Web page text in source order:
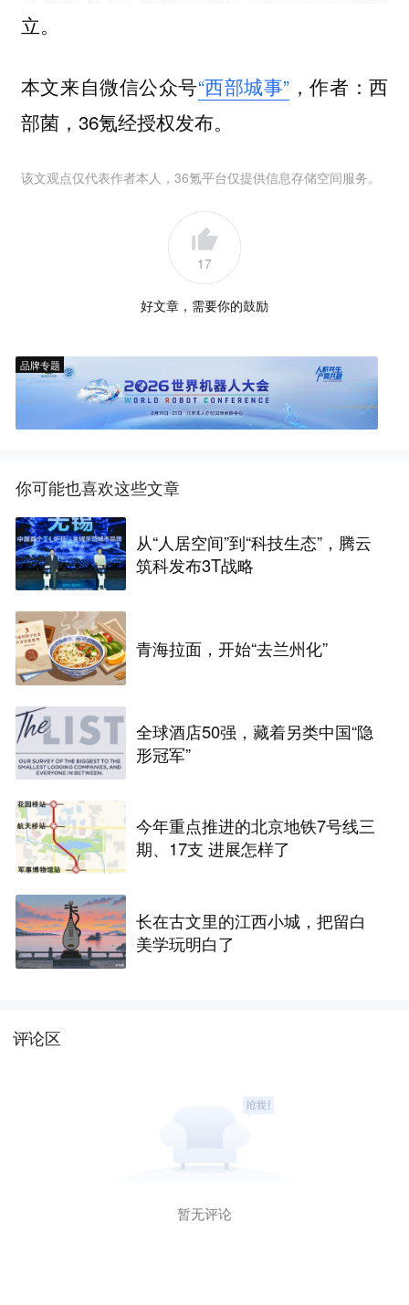
立。
本文来自微信公众号“西部城事” ，作者：西
部菌，36氪经授权发布。
该文观点仅代表作者本人，36氪平台仅提供信息存储空间服务。
17
好文章，需要你的鼓励
品牌专题
你可能也喜欢这些文章
从“人居空间”到“科技生态”，腾云
筑科发布3T战略
青海拉面，开始“去兰州化”
全球酒店50强，藏着另类中国“隐
形冠军”
今年重点推进的北京地铁7号线三
期、17支 进展怎样了
长在古文里的江西小城，把留白
美学玩明白了
评论区
暂无评论